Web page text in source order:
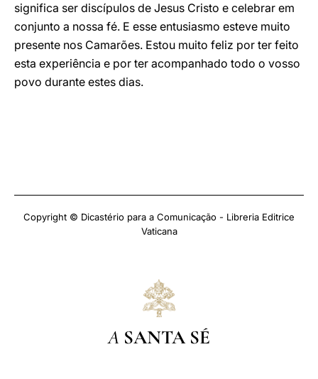
significa ser discípulos de Jesus Cristo e celebrar em
conjunto a nossa fé. E esse entusiasmo esteve muito
presente nos Camarões. Estou muito feliz por ter feito
esta experiência e por ter acompanhado todo o vosso
povo durante estes dias.
Copyright © Dicastério para a Comunicação - Libreria Editrice
Vaticana
A SANTA SÉ